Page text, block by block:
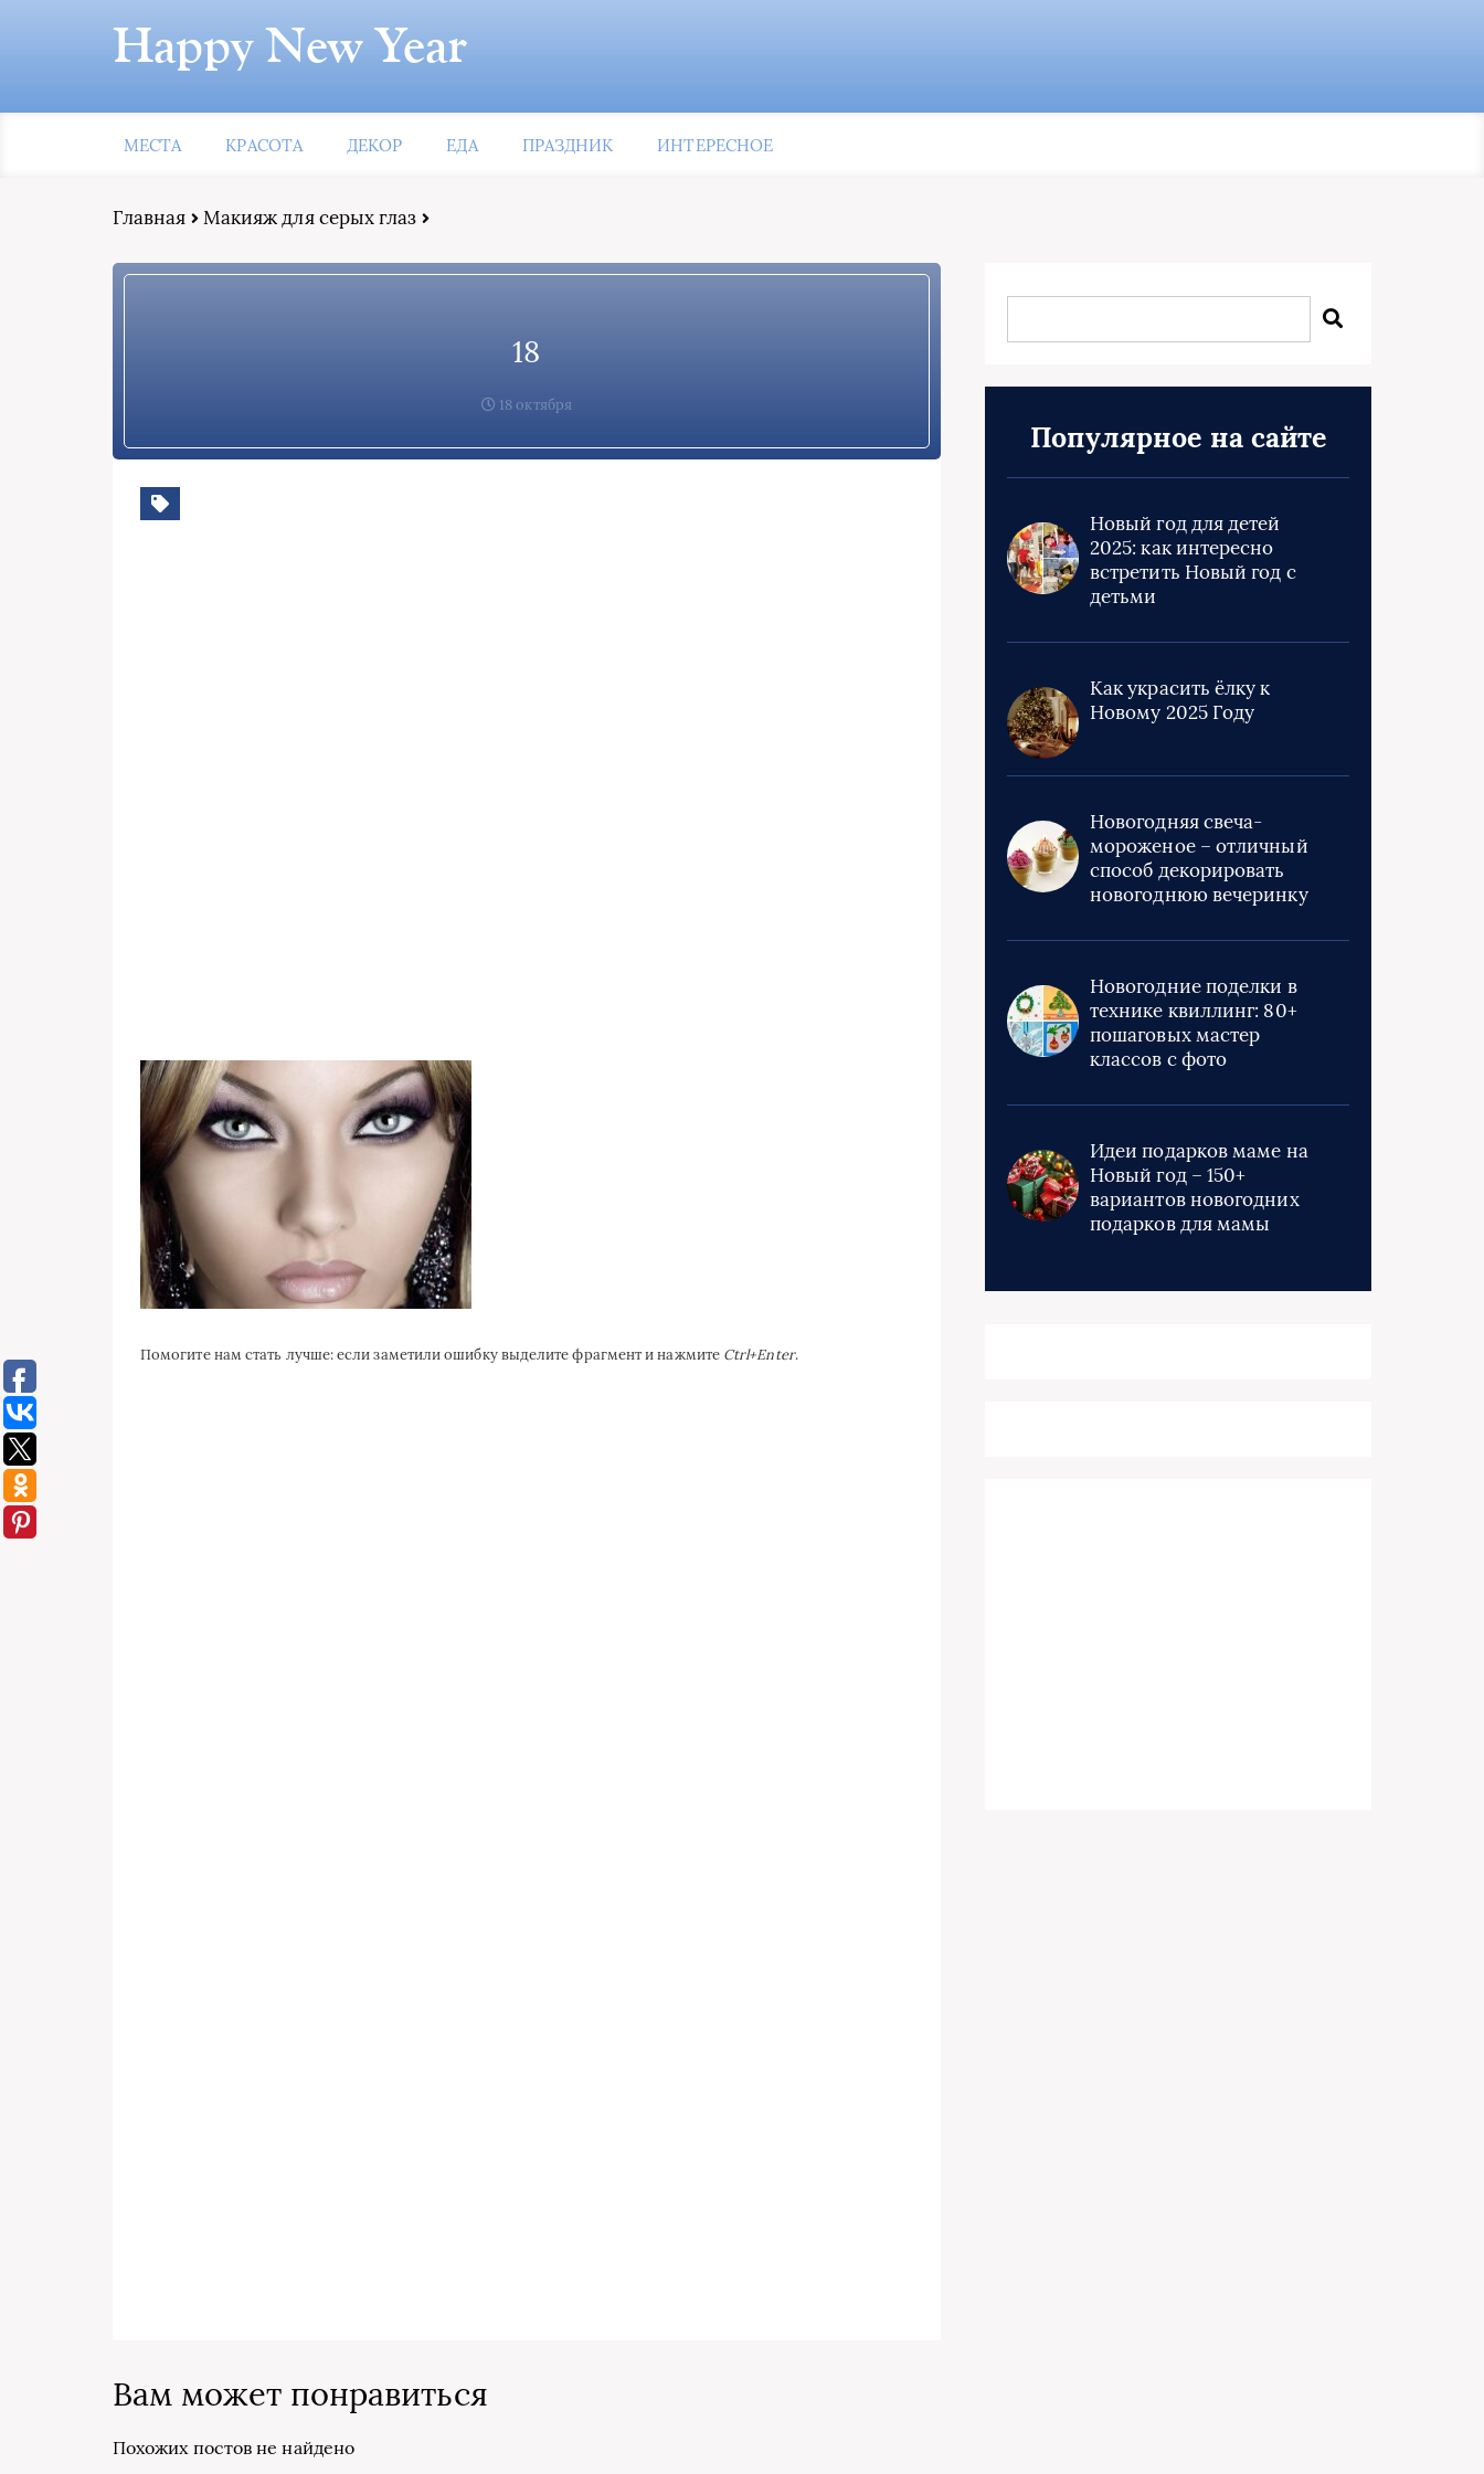
Happy New Year
МЕСТА КРАСОТА ДЕКОР ЕДА ПРАЗДНИК ИНТЕРЕСНОЕ
Главная Макияж для серых глаз
18
18 октября
Помогите нам стать лучше: если заметили ошибку выделите фрагмент и нажмите Ctrl+Enter.
Вам может понравиться
Похожих постов не найдено
Популярное на сайте
Новый год для детей
2025: как интересно
встретить Новый год с
детьми
Как украсить ёлку к
Новому 2025 Году
Новогодняя свеча-
мороженое – отличный
способ декорировать
новогоднюю вечеринку
Новогодние поделки в
технике квиллинг: 80+
пошаговых мастер
классов с фото
Идеи подарков маме на
Новый год – 150+
вариантов новогодних
подарков для мамы